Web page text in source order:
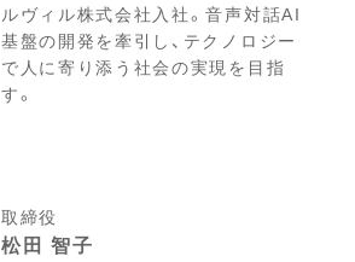
ルヴィル株式会社入社。音声対話AI
基盤の開発を牽引し、テクノロジー
で人に寄り添う社会の実現を目指
す。
取締役
松田 智子